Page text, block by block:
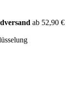
ab 52,90 €